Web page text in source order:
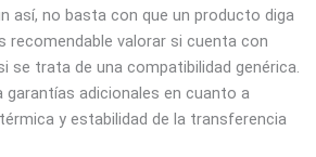
así, no basta con que un producto diga
recomendable valorar si cuenta con
se trata de una compatibilidad genérica.
adicionales en cuanto a
y estabilidad de la transferencia